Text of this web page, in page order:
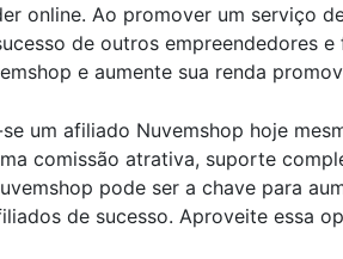
online. Ao promover um serviço
de outros empreendedores
e aumente sua renda
um afiliado Nuvemshop hoje
comissão atrativa, suporte
pode ser a chave para
de sucesso. Aproveite essa